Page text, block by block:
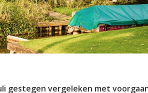
gestegen vergeleken met